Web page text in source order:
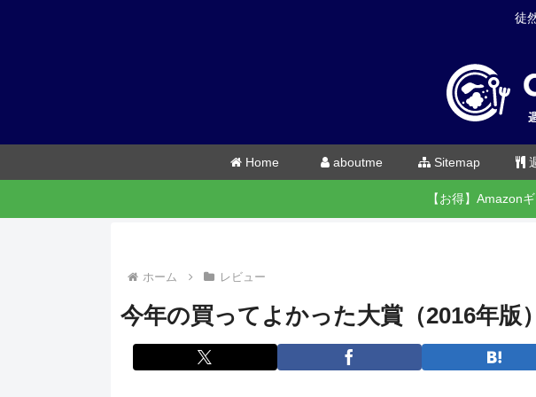
徒
Home aboutme Sitemap
【お得】Amazon
ホーム レビュー
今年の買ってよかった大賞（2016年版